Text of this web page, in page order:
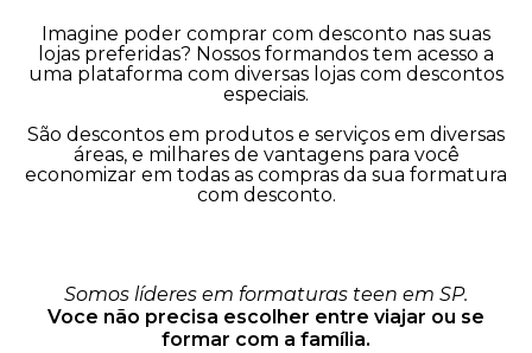
Imagine poder comprar com desconto nas suas
lojas preferidas? Nossos formandos tem acesso a
uma plataforma com diversas lojas com descontos
especiais.
São descontos em produtos e serviços em diversas
áreas, e milhares de vantagens para você
economizar em todas as compras da sua formatura
com desconto.
Somos líderes em formaturas teen em SP.
Voce não precisa escolher entre viajar ou se
formar com a família.